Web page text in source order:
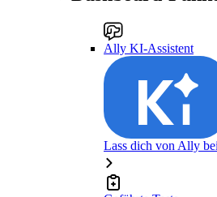
Ally KI-Assistent
Lass dich von Ally